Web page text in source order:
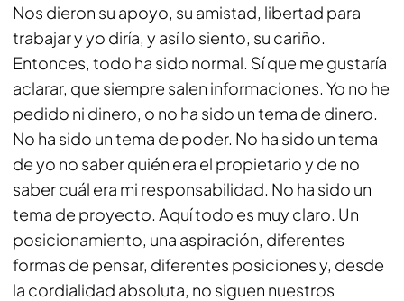
Nos dieron su apoyo, su amistad, libertad para
trabajar y yo diría, y así lo siento, su cariño.
Entonces, todo ha sido normal. Sí que me gustaría
aclarar, que siempre salen informaciones. Yo no he
pedido ni dinero, o no ha sido un tema de dinero.
No ha sido un tema de poder. No ha sido un tema
de yo no saber quién era el propietario y de no
saber cuál era mi responsabilidad. No ha sido un
tema de proyecto. Aquí todo es muy claro. Un
posicionamiento, una aspiración, diferentes
formas de pensar, diferentes posiciones y, desde
la cordialidad absoluta, no siguen nuestros